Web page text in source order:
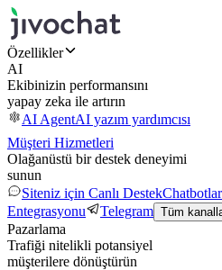
Özellikler
AI
Ekibinizin performansını
yapay zeka ile artırın
AI AgentAI yazım yardımcısı
Müşteri Hizmetleri
Olağanüstü bir destek deneyimi
sunun
Siteniz için Canlı DestekChatbotlar
Entegrasyonu
Telegram Tüm
Pazarlama
Trafiği nitelikli potansiyel
müşterilere dönüştürün